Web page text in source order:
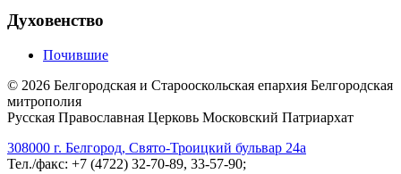
Духовенство
Почившие
© 2026 Белгородская и Старооскольская епархия Белгородская
митрополия
Русская Православная Церковь Московский Патриархат
308000 г. Белгород, Свято-Троицкий бульвар 24а
Тел./факс: +7 (4722) 32-70-89, 33-57-90;